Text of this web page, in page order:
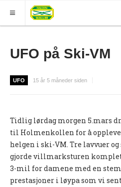
ELITE
Nyheter
Sesongplan
Løpe for Halden SK?
Løpergruppe
UFO på Ski-VM
UFO 15 år 5 måneder siden
Tidlig lørdag morgen 5.mars
til Holmenkollen for å
helgen i ski-VM. Tre lavvuer
gjorde villmarksturen
3-mil for damene med en
prestasjoner i løypa som vi